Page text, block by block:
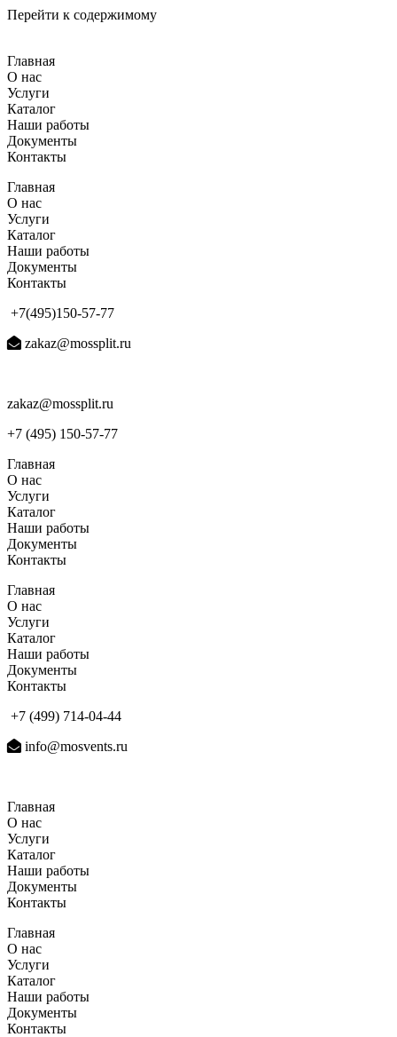
Перейти к содержимому
Главная
О нас
Услуги
Каталог
Наши работы
Документы
Контакты
Главная
О нас
Услуги
Каталог
Наши работы
Документы
Контакты
+7(495)150-57-77
zakaz@mossplit.ru
zakaz@mossplit.ru
+7 (495) 150-57-77
Главная
О нас
Услуги
Каталог
Наши работы
Документы
Контакты
Главная
О нас
Услуги
Каталог
Наши работы
Документы
Контакты
+7 (499) 714-04-44
info@mosvents.ru
Главная
О нас
Услуги
Каталог
Наши работы
Документы
Контакты
Главная
О нас
Услуги
Каталог
Наши работы
Документы
Контакты